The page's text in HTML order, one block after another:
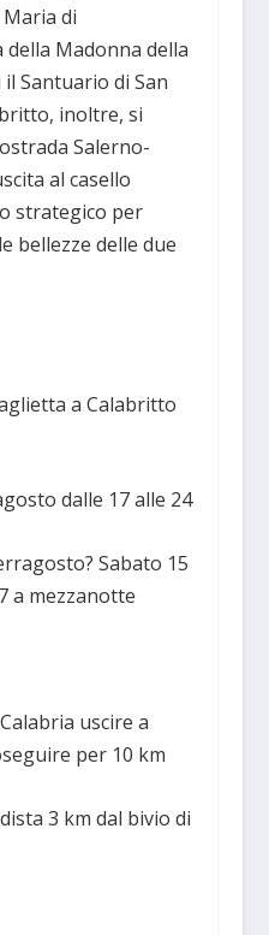
di
Madonna della
Santuario di San
inoltre, si
Salerno-
al casello
strategico per
bellezze delle due
a Calabritto
dalle 17 alle 24
Sabato 15
a mezzanotte
uscire a
per 10 km
3 km dal bivio di